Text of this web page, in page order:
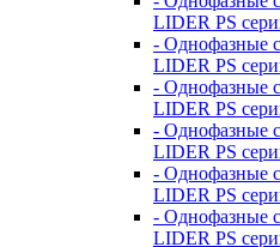
LIDER PS
- Однофазные
LIDER PS
- Однофазные
LIDER PS
- Однофазные
LIDER PS
- Однофазные
LIDER PS
- Однофазные
LIDER PS